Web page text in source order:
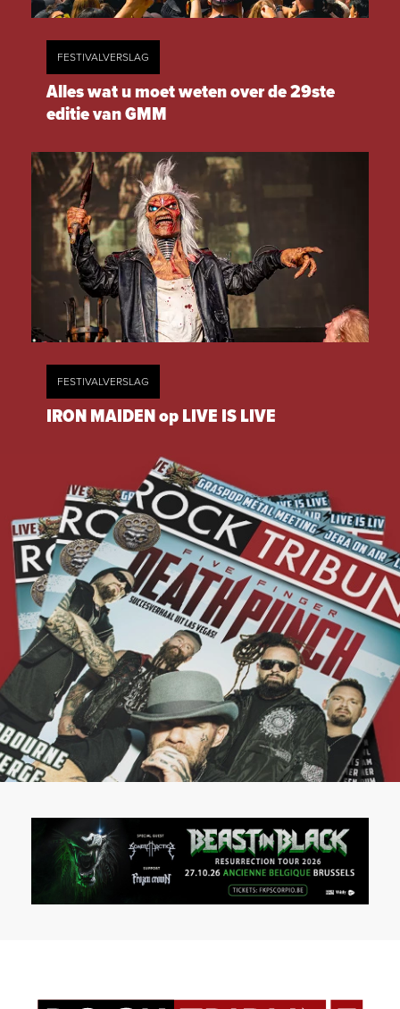
FESTIVALVERSLAG
Alles wat u moet weten over de 29ste
editie van GMM
FESTIVALVERSLAG
IRON MAIDEN op LIVE IS LIVE